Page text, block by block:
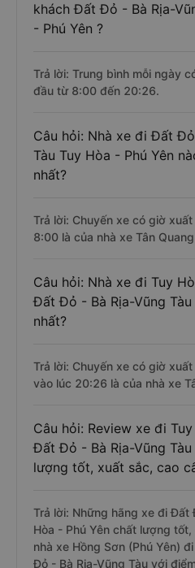
khách Đất Đỏ - Bà Rịa-
- Phú Yên ?
Trả lời: Trung bình mỗi ngày
đầu từ 8:00 đến 20:26.
Câu hỏi: Nhà xe đi Đất
Tàu Tuy Hòa - Phú Yên
nhất?
Trả lời: Chuyến xe có giờ
8:00 là của nhà xe Tân
Câu hỏi: Nhà xe đi Tuy
Đất Đỏ - Bà Rịa-Vũng
nhất?
Trả lời: Chuyến xe có giờ
vào lúc 20:26 là của nhà xe
Câu hỏi: Review xe đi
Đất Đỏ - Bà Rịa-Vũng
lượng tốt, xuất sắc, cao
Trả lời: Những hãng xe đi Đất
Hòa - Phú Yên chất lượng
nhà xe Hồng Sơn (Phú Yên)
Đỏ - Bà Rịa-Vũng Tàu với